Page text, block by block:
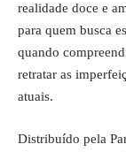
realidade doce e
para quem busca
quando
retratar as
atuais.
Distribuído pela